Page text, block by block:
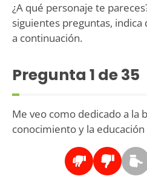
¿A qué personaje te
siguientes preguntas,
a continuación.
Pregunta 1 de 35
Me veo como dedicado a la
conocimiento y la